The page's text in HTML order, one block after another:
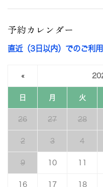
予約カレンダー
直近（3日以内）でのご利
«
日 月 火
26 27 28
2 3 4
9 10
16 17 18